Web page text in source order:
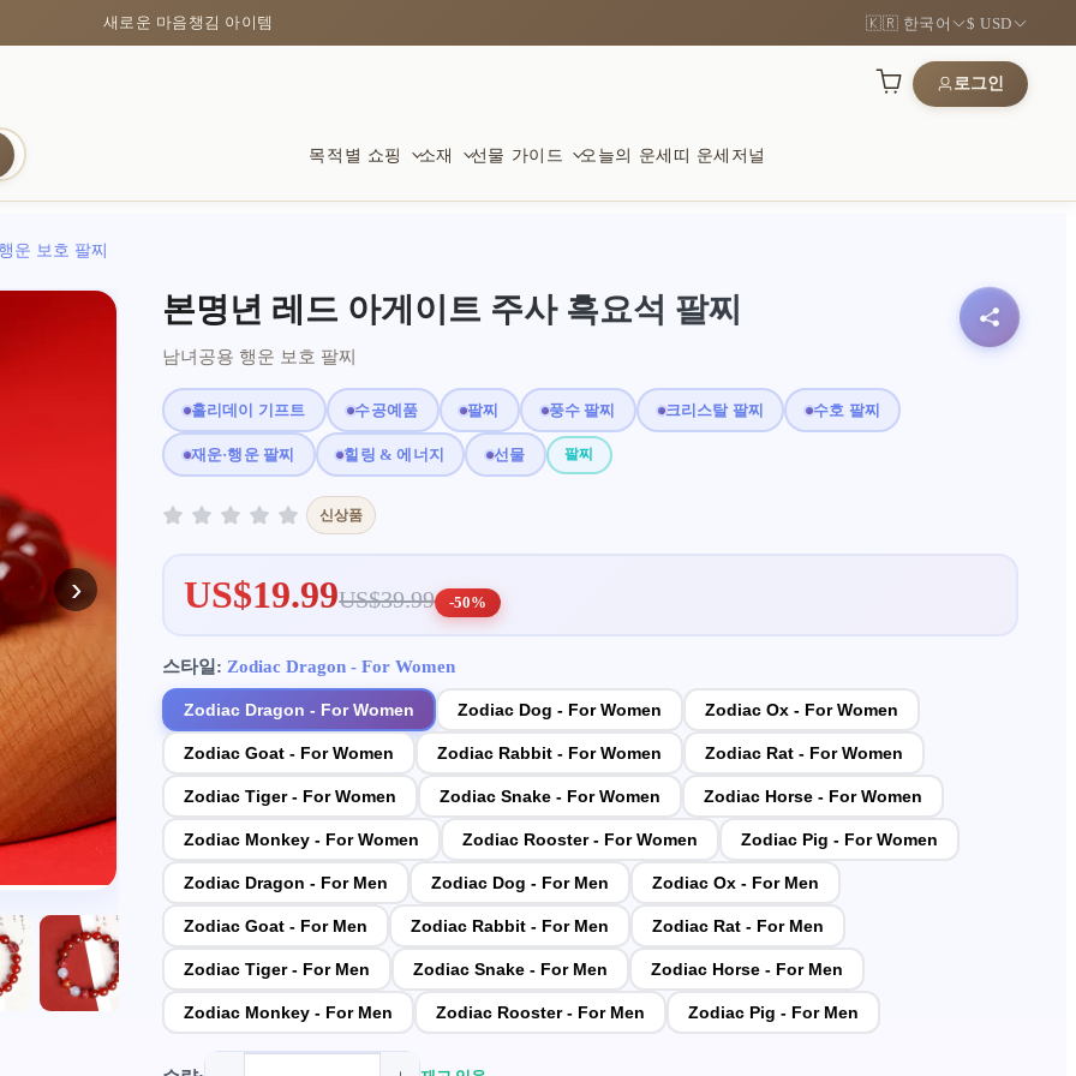
새로운 마음챙김 아이템 🇰🇷 한국어 $ USD
로그인
목적별 쇼핑
흑요석, 비휴, 안정감을 주는 아이템 번영과 길을 여는 상징
차분함과 명료함
집중과 고요함을 위한 소재
사랑과 조화
부드러운 스톤과 의미 있는 선물
소재
색감, 투명도, 자연스러운 변화 따뜻하고 손끝에 익숙한 질감
붉은 실
축복과 연결의 단순한 상징
풍수 상징
전통적인 형태를 현대적으로 절제
선물 가이드
졸업, 이사, 일, 새로운 출발 안전과 안정에 대한 조용한 바람
번영을 위해
일, 돈, 전진을 위한 축복
의미 있는 모든 선물
선물로 고르기 좋은 아이템 보기
오늘의 운세 띠 운세 저널
운 보호 팔찌
›
본명년 레드 아게이트 주사 흑요석 팔찌
남녀공용 행운 보호 팔찌
홀리데이 기프트 수공예품 팔찌 풍수 팔찌 크리스탈 팔찌 수호 팔찌
재운·행운 팔찌 힐링 & 에너지 선물 팔찌
신상품
US$19.99US$39.99 -50%
스타일: Zodiac Dragon - For Women
Zodiac Dragon - For Women Zodiac Dog - For Women Zodiac Ox - For Women
Zodiac Goat - For Women Zodiac Rabbit - For Women Zodiac Rat - For Women
Zodiac Tiger - For Women Zodiac Snake - For Women Zodiac Horse - For Women
Zodiac Monkey - For Women Zodiac Rooster - For Women Zodiac Pig - For Women
Zodiac Dragon - For Men Zodiac Dog - For Men Zodiac Ox - For Men
Zodiac Goat - For Men Zodiac Rabbit - For Men Zodiac Rat - For Men
Zodiac Tiger - For Men Zodiac Snake - For Men Zodiac Horse - For Men
Zodiac Monkey - For Men Zodiac Rooster - For Men Zodiac Pig - For Men